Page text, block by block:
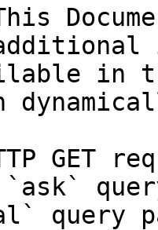
in
GET
query